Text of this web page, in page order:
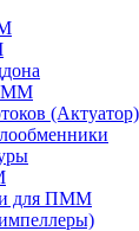
(Актуатор)
для ПММ